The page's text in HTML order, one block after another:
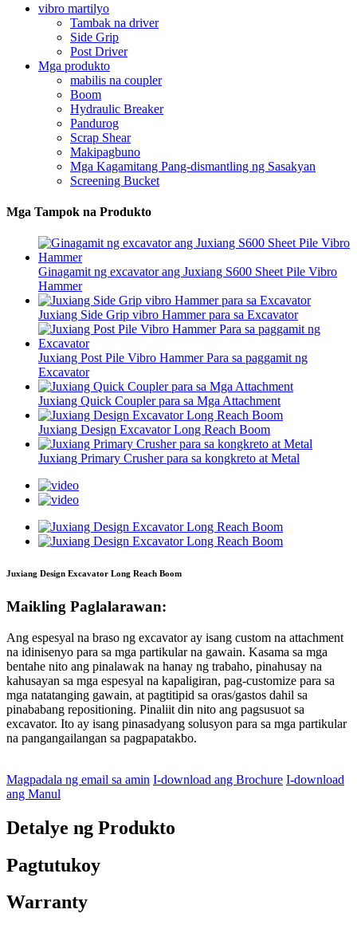
vibro martilyo
Tambak na driver
Side Grip
Post Driver
Mga produkto
mabilis na coupler
Boom
Hydraulic Breaker
Pandurog
Scrap Shear
Makipagbuno
Mga Kagamitang Pang-dismantling ng Sasakyan
Screening Bucket
Mga Tampok na Produkto
Ginagamit ng excavator ang Juxiang S600 Sheet Pile Vibro
Hammer
Juxiang Side Grip vibro Hammer para sa Excavator
Juxiang Post Pile Vibro Hammer Para sa paggamit ng
Excavator
Juxiang Quick Coupler para sa Mga Attachment
Juxiang Design Excavator Long Reach Boom
Juxiang Primary Crusher para sa kongkreto at Metal
Juxiang Design Excavator Long Reach Boom
Maikling Paglalarawan:
Ang espesyal na braso ng excavator ay isang custom na attachment
na idinisenyo para sa mga partikular na gawain. Kasama sa mga
bentahe nito ang pinalawak na hanay ng trabaho, pinahusay na
kahusayan sa mga espesyal na kapaligiran, pag-customize para sa
mga natatanging gawain, at pagtitipid sa oras/gastos dahil sa
pinababang repositioning. Pinaliit din nito ang pagsusuot sa
excavator. Ito ay isang pinasadyang solusyon para sa mga partikular
na pangangailangan sa pagpapatakbo.
Magpadala ng email sa amin I-download ang Brochure I-download
ang Manul
Detalye ng Produkto
Pagtutukoy
Warranty